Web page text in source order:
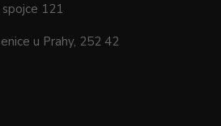
spojce 121
u Prahy, 252 42